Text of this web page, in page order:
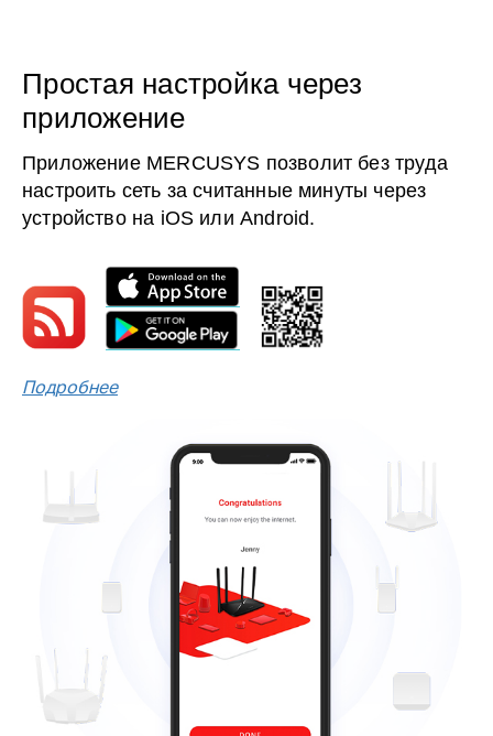
Простая настройка через
приложение
Приложение MERCUSYS позволит без труда
настроить сеть за считанные минуты через
устройство на iOS или Android.
Подробнее